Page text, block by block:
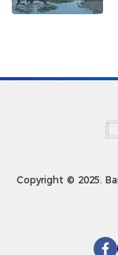
Copyright © 2025.